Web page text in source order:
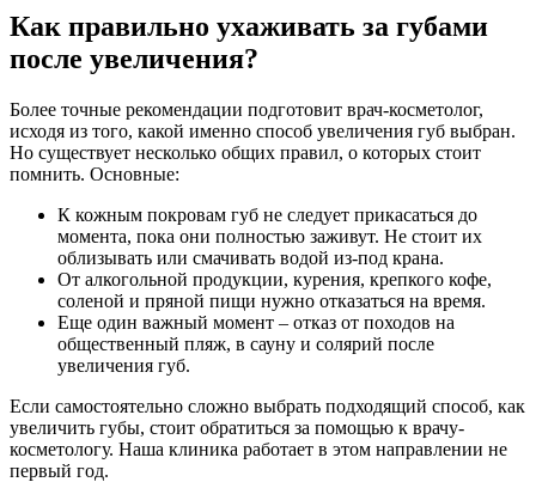
Как правильно ухаживать за губами
после увеличения?
Более точные рекомендации подготовит врач-косметолог,
исходя из того, какой именно способ увеличения губ выбран.
Но существует несколько общих правил, о которых стоит
помнить. Основные:
К кожным покровам губ не следует прикасаться до
момента, пока они полностью заживут. Не стоит их
облизывать или смачивать водой из-под крана.
От алкогольной продукции, курения, крепкого кофе,
соленой и пряной пищи нужно отказаться на время.
Еще один важный момент – отказ от походов на
общественный пляж, в сауну и солярий после
увеличения губ.
Если самостоятельно сложно выбрать подходящий способ, как
увеличить губы, стоит обратиться за помощью к врачу-
косметологу. Наша клиника работает в этом направлении не
первый год.